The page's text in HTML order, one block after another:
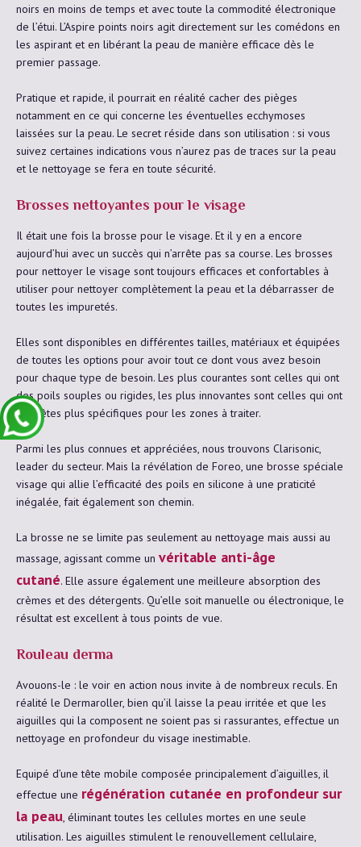
noirs en moins de temps et avec toute la commodité électronique
de l’étui. L’Aspire points noirs agit directement sur les comédons en
les aspirant et en libérant la peau de manière efficace dès le
premier passage.
Pratique et rapide, il pourrait en réalité cacher des pièges
notamment en ce qui concerne les éventuelles ecchymoses
laissées sur la peau. Le secret réside dans son utilisation : si vous
suivez certaines indications vous n’aurez pas de traces sur la peau
et le nettoyage se fera en toute sécurité.
Brosses nettoyantes pour le visage
Il était une fois la brosse pour le visage. Et il y en a encore
aujourd’hui avec un succès qui n’arrête pas sa course. Les brosses
pour nettoyer le visage sont toujours efficaces et confortables à
utiliser pour nettoyer complètement la peau et la débarrasser de
toutes les impuretés.
Elles sont disponibles en différentes tailles, matériaux et équipées
de toutes les options pour avoir tout ce dont vous avez besoin
pour chaque type de besoin. Les plus courantes sont celles qui ont
des poils souples ou rigides, les plus innovantes sont celles qui ont
des têtes plus spécifiques pour les zones à traiter.
Parmi les plus connues et appréciées, nous trouvons Clarisonic,
leader du secteur. Mais la révélation de Foreo, une brosse spéciale
visage qui allie l’efficacité des poils en silicone à une praticité
inégalée, fait également son chemin.
La brosse ne se limite pas seulement au nettoyage mais aussi au
massage, agissant comme un véritable anti-âge
cutané. Elle assure également une meilleure absorption des
crèmes et des détergents. Qu’elle soit manuelle ou électronique, le
résultat est excellent à tous points de vue.
Rouleau derma
Avouons-le : le voir en action nous invite à de nombreux reculs. En
réalité le Dermaroller, bien qu’il laisse la peau irritée et que les
aiguilles qui la composent ne soient pas si rassurantes, effectue un
nettoyage en profondeur du visage inestimable.
Equipé d’une tête mobile composée principalement d’aiguilles, il
effectue une régénération cutanée en profondeur sur
la peau, éliminant toutes les cellules mortes en une seule
utilisation. Les aiguilles stimulent le renouvellement cellulaire,